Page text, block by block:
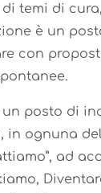
temi di
è un
con
un posto di
in ognuna
ad